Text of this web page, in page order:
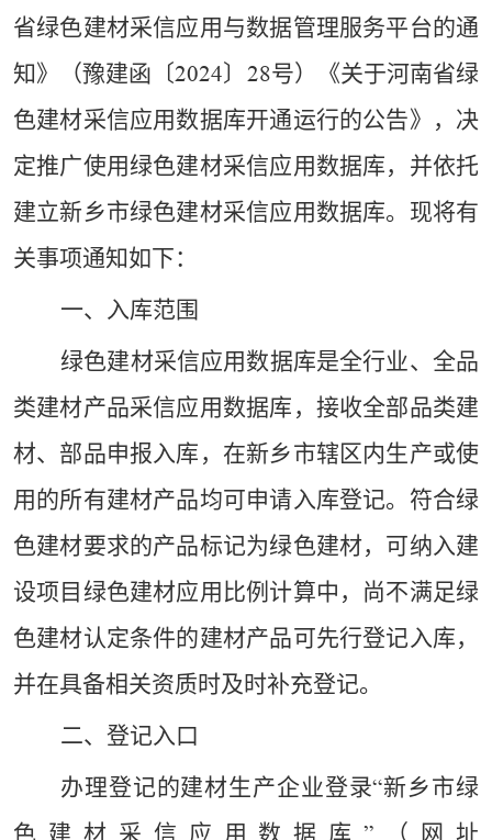
省绿色建材采信应用与数据管理服务平台的通
知》（豫建函〔2024〕 28号）《关于河南省绿
色建材采信应用数据库开通运行的公告》，决
定推广使用绿色建材采信应用数据库，并依托
建立新乡市绿色建材采信应用数据库。现将有
关事项通知如下：
一、
入库范围
绿色建材采信应用数据库是全行业、全品
类建材产品采信应用数据库，接收全部品类建
材、部品申报入库， 在新乡市辖区内生产或使
用的所有建材产品均可申请入库登记。 符合绿
色建材要求的产品标记为绿色建材，可纳入建
设项目绿色建材应用比例计算中，尚不满足绿
色建材认定条件的建材产品可先行登记入库，
并在具备相关资质时及时补充登记。
二、 登记入口
办理登记的建材生产企业登录“新乡市绿
色建材采信应用数据库” （网址